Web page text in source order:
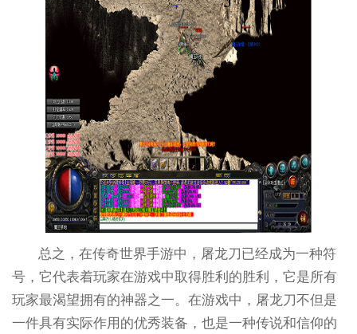
总之，在传奇世界手游中，屠龙刀已经成为一种符
号，它代表着玩家在游戏中取得胜利的胜利，它是所有
玩家最渴望拥有的神器之一。在游戏中，屠龙刀不但是
一件具有实际作用的优秀装备，也是一种传说和信仰的